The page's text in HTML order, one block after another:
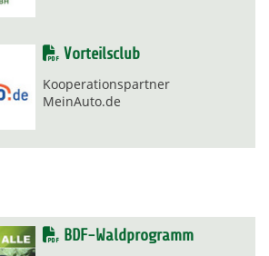
Vorteilsclub
Kooperationspartner
MeinAuto.de
BDF-Waldprogramm